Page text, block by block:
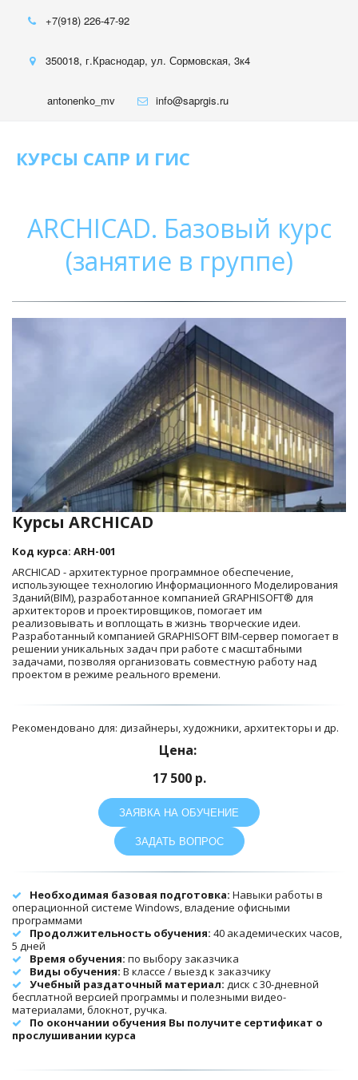
+7(918) 226-47-92
350018, г.Краснодар, ул. Сормовская, 3к4
antonenko_mv info@saprgis.ru
КУРСЫ САПР И ГИС
ARCHICAD. Базовый курс
(занятие в группе)
Курсы ARCHICAD
Код курса: ARH-001
ARCHICAD - архитектурное программное обеспечение,
использующее технологию Информационного Моделирования
Зданий(BIM), разработанное компанией GRAPHISOFT® для
архитекторов и проектировщиков, помогает им
реализовывать и воплощать в жизнь творческие идеи.
Разработанный компанией GRAPHISOFT BIM-сервер помогает в
решении уникальных задач при работе с масштабными
задачами, позволяя организовать совместную работу над
проектом в режиме реального времени.
Рекомендовано для: дизайнеры, художники, архитекторы и др.
Цена:
17 500 р.
ЗАЯВКА НА ОБУЧЕНИЕ
ЗАДАТЬ ВОПРОС
Необходимая базовая подготовка: Навыки работы в
операционной системе Windows, владение офисными
программами
Продолжительность обучения: 40 академических часов,
5 дней
Время обучения: по выбору заказчика
Виды обучения: В классе / выезд к заказчику
Учебный раздаточный материал: диск с 30-дневной
бесплатной версией программы и полезными видео-
материалами, блокнот, ручка.
По окончании обучения Вы получите сертификат о
прослушивании курса